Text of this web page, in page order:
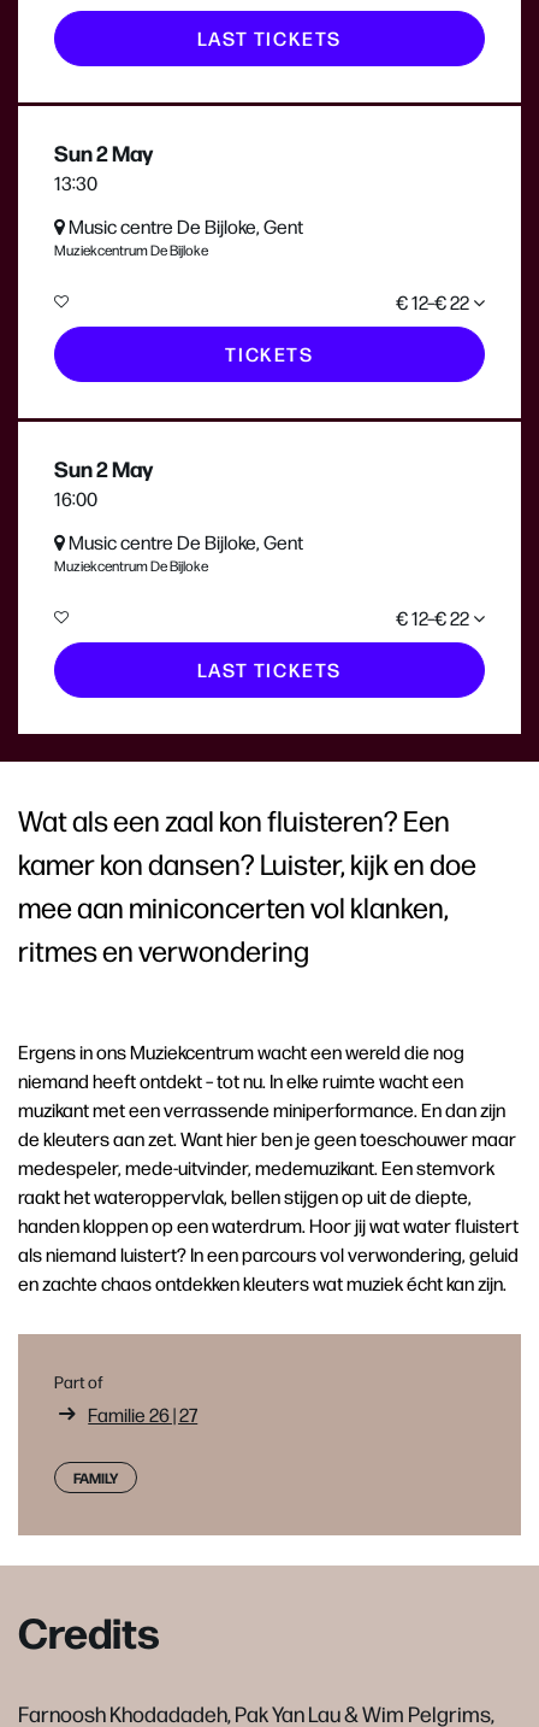
LAST TICKETS
Sun 2 May
13:30
Music centre De Bijloke, Gent
Muziekcentrum De Bijloke
€ 12–€ 22
TICKETS
Sun 2 May
16:00
Music centre De Bijloke, Gent
Muziekcentrum De Bijloke
€ 12–€ 22
LAST TICKETS
Wat als een zaal kon fluisteren? Een
kamer kon dansen? Luister, kijk en doe
mee aan miniconcerten vol klanken,
ritmes en verwondering
Ergens in ons Muziekcentrum wacht een wereld die nog
niemand heeft ontdekt – tot nu. In elke ruimte wacht een
muzikant met een verrassende miniperformance. En dan zijn
de kleuters aan zet. Want hier ben je geen toeschouwer maar
medespeler, mede-uitvinder, medemuzikant. Een stemvork
raakt het wateroppervlak, bellen stijgen op uit de diepte,
handen kloppen op een waterdrum. Hoor jij wat water fluistert
als niemand luistert? In een parcours vol verwondering, geluid
en zachte chaos ontdekken kleuters wat muziek écht kan zijn.
Part of
Familie 26 | 27
FAMILY
Credits
Farnoosh Khodadadeh, Pak Yan Lau & Wim Pelgrims,